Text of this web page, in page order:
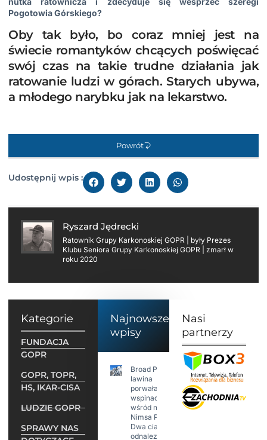
Pogotowia Górskiego?
Oby tak było, bo coraz mniej jest na
świecie romantyków chcących poświęcać
swój czas na takie trudne działania jak
ratowanie ludzi w górach. Starych ubywa,
a młodego narybku jak na lekarstwo.
Powrót
Udostępnij wpis :
Ryszard Jędrecki
Ratownik Grupy Karkonoskiej GOPR | były Prezes
Klubu Seniora Grupy Karkonoskiej GOPR | zmarł w
roku 2020
Kategorie
FUNDACJA
GOPR
GOPR, TOPR,
HS, IKAR-CISA
LUDZIE GOPR
SPRAWY NAS
Najnowsze
wpisy
Broad Peak:
lawina
porwała 10
wspinaczy,
wśród nich
Nimsa Purję.
Dwa ciała
odnalezione.
Nasi
partnerzy